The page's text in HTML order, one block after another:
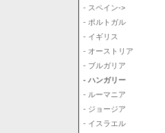
- スペイン->
- ポルトガル
- イギリス
- オーストリア
- ブルガリア
- ハンガリー
- ルーマニア
- ジョージア
- イスラエル